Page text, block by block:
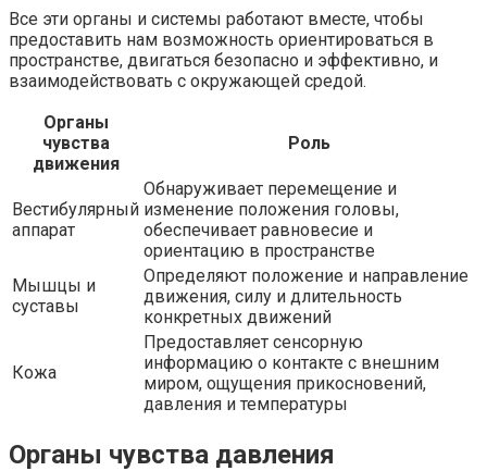
Все эти органы и системы работают вместе, чтобы
предоставить нам возможность ориентироваться в
пространстве, двигаться безопасно и эффективно, и
взаимодействовать с окружающей средой.
Органы
чувства
движения
Роль
Вестибулярный
аппарат
Обнаруживает перемещение и
изменение положения головы,
обеспечивает равновесие и
ориентацию в пространстве
Мышцы и
суставы
Определяют положение и направление
движения, силу и длительность
конкретных движений
Кожа
Предоставляет сенсорную
информацию о контакте с внешним
миром, ощущения прикосновений,
давления и температуры
Органы чувства давления